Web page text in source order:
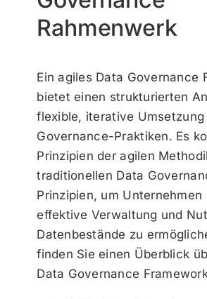
Rahmenwerk
Ein agiles Data Governance
bietet einen strukturierten
flexible, iterative Umsetzung
Governance-Praktiken. Es
Prinzipien der agilen
traditionellen Data
Prinzipien, um Unternehmen
effektive Verwaltung und
Datenbestände zu
finden Sie einen Überblick
Data Governance